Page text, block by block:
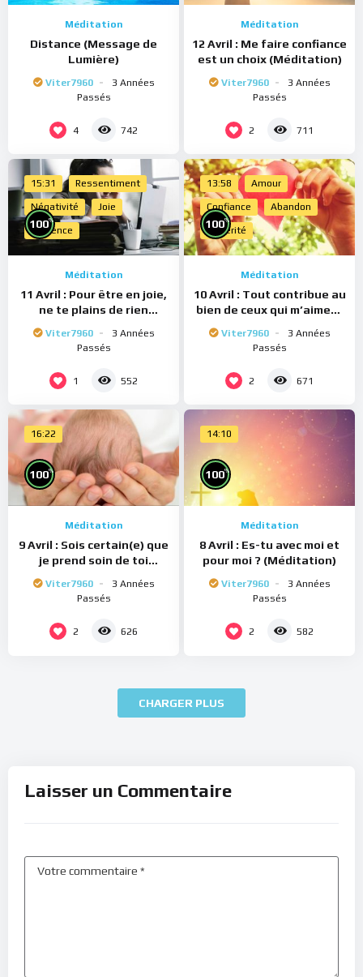
Méditation
Distance (Message de
Lumière)
Viter7960
3 Années
Passés
4 742
Méditation
12 Avril : Me faire confiance
est un choix (Méditation)
Viter7960
3 Années
Passés
2 711
15:31 Ressentiment
Négativité Joie
Présence
100%
Méditation
11 Avril : Pour être en joie,
ne te plains de rien
Viter7960
3 Années
Passés
1 552
13:58 Amour
Confiance Abandon
Sincérité
100%
Méditation
10 Avril : Tout contribue au
bien de ceux qui m’aiment
Viter7960
3 Années
Passés
2 671
16:22
100%
Méditation
9 Avril : Sois certain(e) que
je prend soin de toi
Viter7960
3 Années
Passés
2 626
14:10
100%
Méditation
8 Avril : Es-tu avec moi et
pour moi ? (Méditation)
Viter7960
3 Années
Passés
2 582
CHARGER PLUS
Laisser un Commentaire